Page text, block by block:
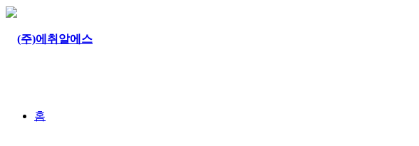
홈